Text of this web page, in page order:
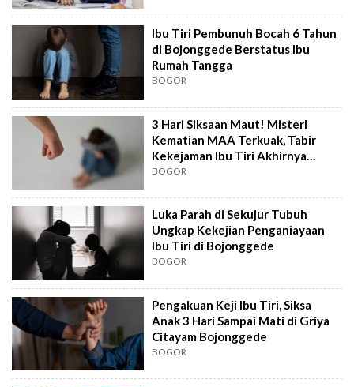
Ibu Tiri Pembunuh Bocah 6 Tahun
di Bojonggede Berstatus Ibu
Rumah Tangga
BOGOR
3 Hari Siksaan Maut! Misteri
Kematian MAA Terkuak, Tabir
Kekejaman Ibu Tiri Akhirnya
Terbuka
BOGOR
Luka Parah di Sekujur Tubuh
Ungkap Kekejian Penganiayaan
Ibu Tiri di Bojonggede
BOGOR
Pengakuan Keji Ibu Tiri, Siksa
Anak 3 Hari Sampai Mati di Griya
Citayam Bojonggede
BOGOR